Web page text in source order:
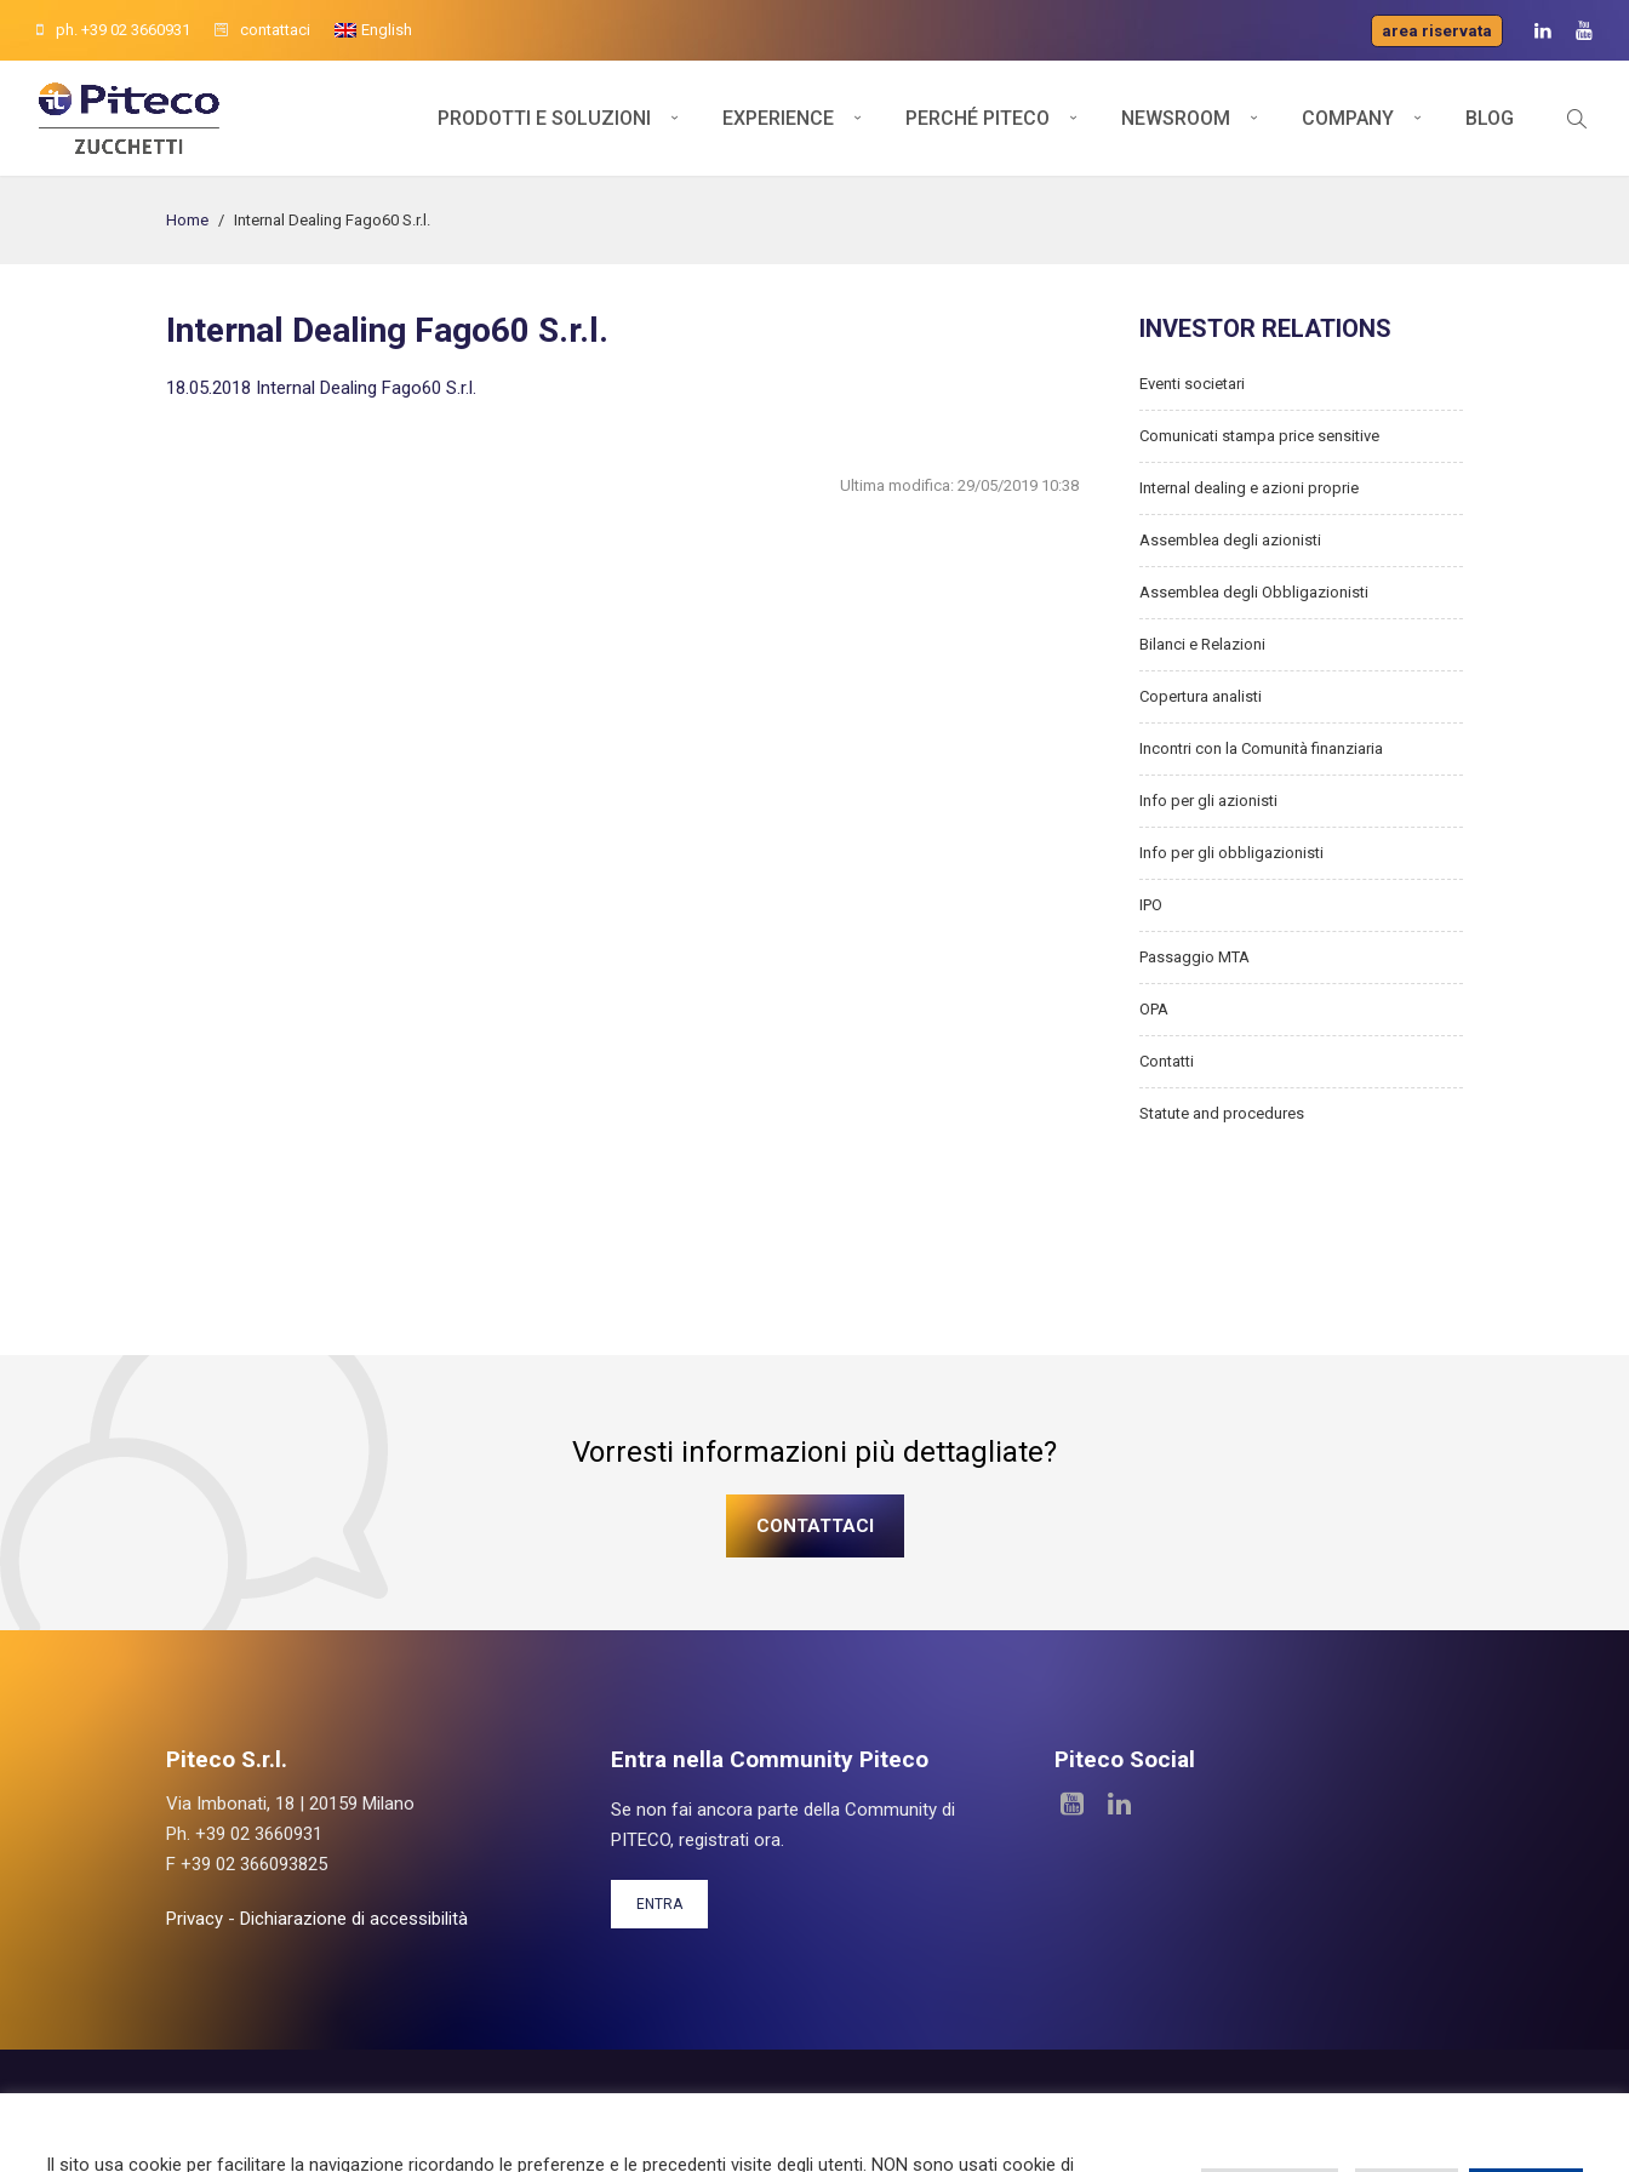
ph. +39 02 3660931 contattaci English area riservata
PRODOTTI E SOLUZIONI EXPERIENCE PERCHÉ PITECO NEWSROOM COMPANY BLOG
Home / Internal Dealing Fago60 S.r.l.
Internal Dealing Fago60 S.r.l.
18.05.2018 Internal Dealing Fago60 S.r.l.
Ultima modifica: 29/05/2019 10:38
INVESTOR RELATIONS
Eventi societari
Comunicati stampa price sensitive
Internal dealing e azioni proprie
Assemblea degli azionisti
Assemblea degli Obbligazionisti
Bilanci e Relazioni
Copertura analisti
Incontri con la Comunità finanziaria
Info per gli azionisti
Info per gli obbligazionisti
IPO
Passaggio MTA
OPA
Contatti
Statute and procedures
Vorresti informazioni più dettagliate?
CONTATTACI
Piteco S.r.l.
Via Imbonati, 18 | 20159 Milano
Ph. +39 02 3660931
F +39 02 366093825
Privacy - Dichiarazione di accessibilità
Entra nella Community Piteco
Se non fai ancora parte della Community di
PITECO, registrati ora.
ENTRA
Piteco Social
Il sito usa cookie per facilitare la navigazione ricordando le preferenze e le precedenti visite degli utenti. NON sono usati cookie di